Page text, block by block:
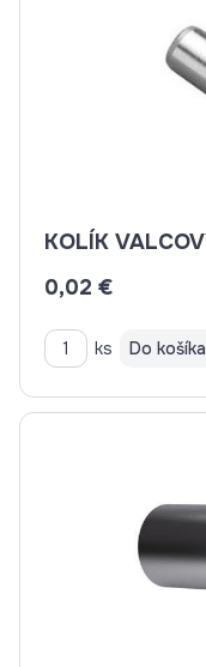
0,02 €
ks Do košíka